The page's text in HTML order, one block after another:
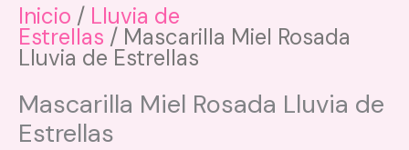
Inicio / Lluvia de
Estrellas / Mascarilla Miel Rosada
Lluvia de Estrellas
Mascarilla Miel Rosada Lluvia de
Estrellas